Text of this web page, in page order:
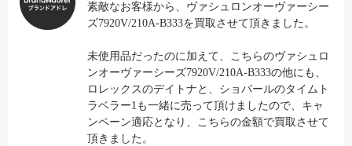
素敵なお客様から、ヴァシュロンオーヴァーシー
ズ7920V/210A-B333を買取させて頂きました。
未使用品だったのに加えて、こちらのヴァシュロ
ンオーヴァーシーズ7920V/210A-B333の他にも、
ロレックスのデイトナと、ショパールのタイムト
ラベラー1も一緒に売って頂けましたので、キャ
ンペーン適応となり、こちらの金額で買取させて
頂きました。